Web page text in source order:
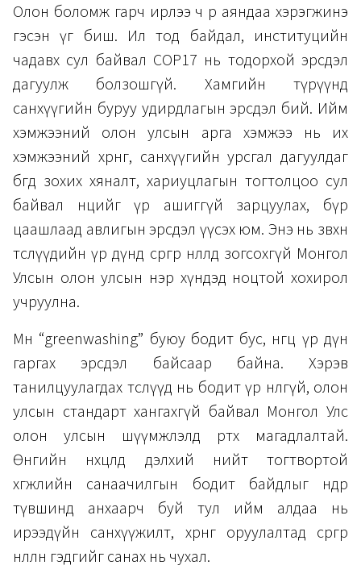
Олон боломж гарч ирлээ ч өөрөө аяндаа хэрэгжинэ
гэсэн үг биш. Ил тод байдал, институцийн
чадавх сул байвал COP17 нь тодорхой эрсдэл
дагуулж болзошгүй. Хамгийн түрүүнд
санхүүгийн буруу удирдлагын эрсдэл бий. Ийм
хэмжээний олон улсын арга хэмжээ нь их
хэмжээний хөрөнгө, санхүүгийн урсгал дагуулдаг
бөгөөд зохих хяналт, хариуцлагын тогтолцоо сул
байвал нөөцийг үр ашиггүй зарцуулах, бүр
цаашлаад авлигын эрсдэл үүсэх юм. Энэ нь зөвхөн
төслүүдийн үр дүнд сөргөөр нөлөөлөөд зогсохгүй Монгол
Улсын олон улсын нэр хүндэд ноцтой хохирол
учруулна.
Мөн “greenwashing” буюу бодит бус, өнгөц үр дүн
гаргах эрсдэл байсаар байна. Хэрэв
танилцуулагдах төслүүд нь бодит үр нөлөөгүй, олон
улсын стандарт хангахгүй байвал Монгол Улс
олон улсын шүүмжлэлд өртөх магадлалтай.
Өнөөгийн нөхцөлд дэлхий нийт тогтвортой
хөгжлийн санаачилгын бодит байдлыг өндөр
түвшинд анхаарч буй тул ийм алдаа нь
ирээдүйн санхүүжилт, хөрөнгө оруулалтад сөргөөр
нөлөөлнө гэдгийг санах нь чухал.